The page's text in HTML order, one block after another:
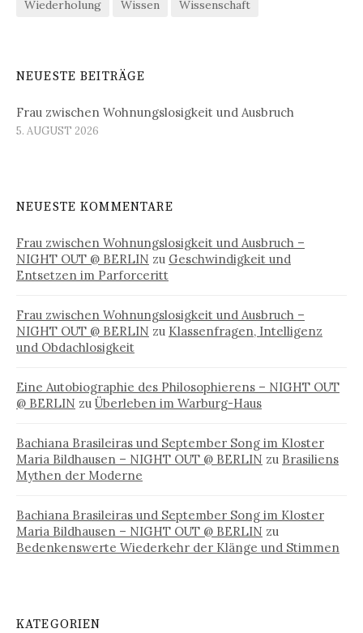
Wiederholung Wissen Wissenschaft
NEUESTE BEITRÄGE
Frau zwischen Wohnungslosigkeit und Ausbruch
5. AUGUST 2026
NEUESTE KOMMENTARE
Frau zwischen Wohnungslosigkeit und Ausbruch –
NIGHT OUT @ BERLIN zu Geschwindigkeit und
Entsetzen im Parforceritt
Frau zwischen Wohnungslosigkeit und Ausbruch –
NIGHT OUT @ BERLIN zu Klassenfragen, Intelligenz
und Obdachlosigkeit
Eine Autobiographie des Philosophierens – NIGHT OUT
@ BERLIN zu Überleben im Warburg-Haus
Bachiana Brasileiras und September Song im Kloster
Maria Bildhausen – NIGHT OUT @ BERLIN zu Brasiliens
Mythen der Moderne
Bachiana Brasileiras und September Song im Kloster
Maria Bildhausen – NIGHT OUT @ BERLIN zu
Bedenkenswerte Wiederkehr der Klänge und Stimmen
KATEGORIEN